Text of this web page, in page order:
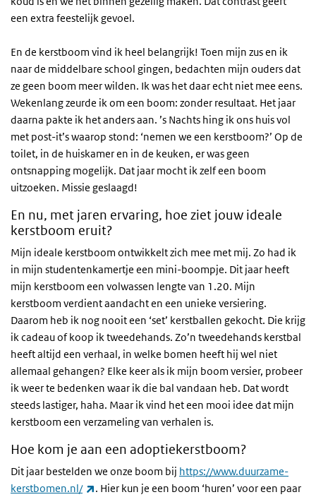
een extra feestelijk gevoel.
En de kerstboom vind ik heel belangrijk! Toen mijn zus en ik
naar de middelbare school gingen, bedachten mijn ouders dat
ze geen boom meer wilden. Ik was het daar echt niet mee eens.
Wekenlang zeurde ik om een boom: zonder resultaat. Het jaar
daarna pakte ik het anders aan. ’s Nachts hing ik ons huis vol
met post-it’s waarop stond: ‘nemen we een kerstboom?’ Op de
toilet, in de huiskamer en in de keuken, er was geen
ontsnapping mogelijk. Dat jaar mocht ik zelf een boom
uitzoeken. Missie geslaagd!
En nu, met jaren ervaring, hoe ziet jouw ideale
kerstboom eruit?
Mijn ideale kerstboom ontwikkelt zich mee met mij. Zo had ik
in mijn studentenkamertje een mini-boompje. Dit jaar heeft
mijn kerstboom een volwassen lengte van 1.20. Mijn
kerstboom verdient aandacht en een unieke versiering.
Daarom heb ik nog nooit een ‘set’ kerstballen gekocht. Die krijg
ik cadeau of koop ik tweedehands. Zo’n tweedehands kerstbal
heeft altijd een verhaal, in welke bomen heeft hij wel niet
allemaal gehangen? Elke keer als ik mijn boom versier, probeer
ik weer te bedenken waar ik die bal vandaan heb. Dat wordt
steeds lastiger, haha. Maar ik vind het een mooi idee dat mijn
kerstboom een verzameling van verhalen is.
Hoe kom je aan een adoptiekerstboom?
Dit jaar bestelden we onze boom bij https://www.duurzame-
kerstbomen.nl/
(externe link)
. Hier kun je een boom ‘huren’ voor een paar